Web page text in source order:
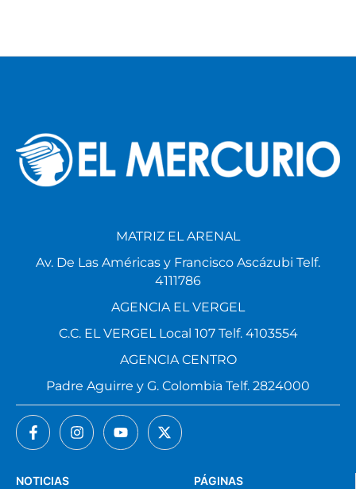
PÁGINAS
NOTICIAS
MATRIZ EL ARENAL
Av. De Las Américas y Francisco Ascázubi Telf.
4111786
AGENCIA EL VERGEL
C.C. EL VERGEL Local 107 Telf. 4103554
AGENCIA CENTRO
Padre Aguirre y G. Colombia Telf. 2824000